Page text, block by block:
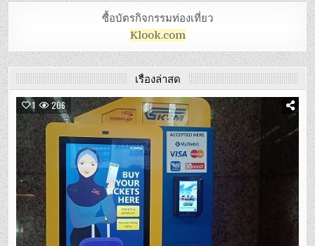
ซื้อบัตรกิจกรรมท่องเที่ยว
Klook.com
เรื่องล่าสุด
1 206